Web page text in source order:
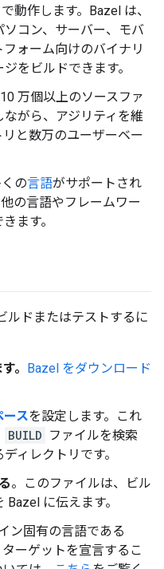
動作します。Bazel は、
コン、サーバー、モバ
ォーム向けのバイナリ
をビルドできます。
万個以上のソースファ
がら、アジリティを維
と数万のユーザーベー
の言語がサポートされ
の言語やフレームワー
ます。
ルドまたはテストするに
。 Bazel をダウンロード
ースを設定します。これ
BUILD ファイルを検索
ィレクトリです。
。このファイルは、ビル
に伝えます。
ン固有の言語である
ーゲットを宣言するこ